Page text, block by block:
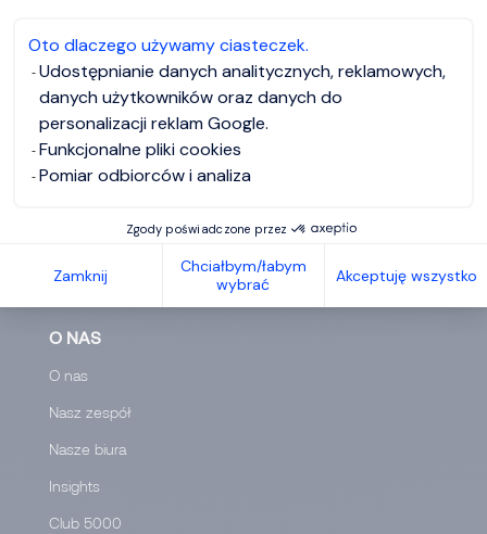
Oto dlaczego używamy ciasteczek.
Udostępnianie danych analitycznych, reklamowych,
danych użytkowników oraz danych do
personalizacji reklam Google.
Funkcjonalne pliki cookies
Pomiar odbiorców i analiza
Zgody poświadczone przez
Zamknij
Chciałbym/łabym
wybrać
Akceptuję wszystko
otrzymany w wiadomości link - potwierdź, że chcesz
usunąć wszystkie swoje dane.
O NAS
O nas
Nasz zespół
Nasze biura
Insights
Club 5000